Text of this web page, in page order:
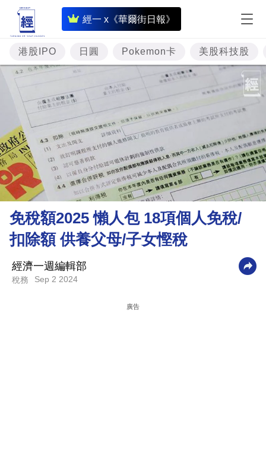
經一 x《華爾街日報》
即
時
財
經
題
資
樓
市
理
財
商
業
科
港股IPO 日圓 Pokemon卡 美股科技股
免稅額2025 懶人包 18項個人免稅/
扣除額 供養父母/子女慳稅
經濟一週編輯部
稅務 Sep 2 2024
廣告